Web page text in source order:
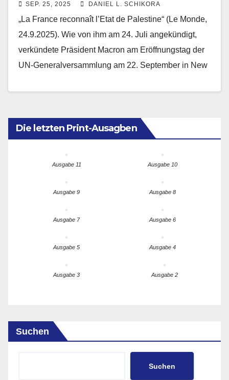
der deutsch-französischen
Beziehungen
SEP. 25, 2025 DANIEL L. SCHIKORA
„La France reconnaît l’Etat de Palestine“ (Le Monde,
24.9.2025). Wie von ihm am 24. Juli angekündigt,
verkündete Präsident Macron am Eröffnungstag der
UN-Generalversammlung am 22. September in New
Die letzten Print-Ausagben
Ausgabe 11 Ausgabe 10
Ausgabe 9 Ausgabe 8
Ausgabe 7 Ausgabe 6
Ausgabe 5 Ausgabe 4
Ausgabe 3 Ausgabe 2
Suchen
Suchen